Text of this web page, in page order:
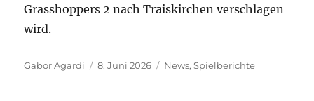
Grasshoppers 2 nach Traiskirchen verschlagen
wird.
Autor
Gabor Agardi
Veröffentlicht
8. Juni 2026 Kategorien
News,Spielberichte